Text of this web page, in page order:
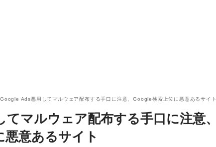
Google Ads悪用してマルウェア配布する手口に注意、Google検索上位に悪意あるサイト
マルウェア配布する手口に注意、
意あるサイト